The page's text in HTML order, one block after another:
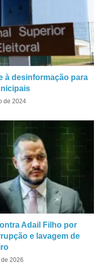
à desinformação para
de 2024
Adail Filho por
e lavagem de
2026